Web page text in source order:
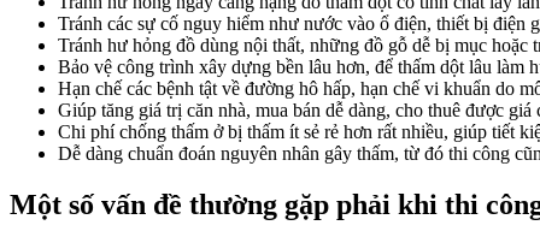
Tránh các sự cố nguy hiểm như nước vào ổ điện, thiết bị điện
Tránh hư hỏng đồ dùng nội thất, những đồ gỗ dễ bị mục hoặc
Bảo vệ công trình xây dựng bền lâu hơn, để thấm dột lâu làm
Hạn chế các bệnh tật về đường hô hấp, hạn chế vi khuẩn do
Giúp tăng giá trị căn nhà, mua bán dễ dàng, cho thuê được giá
Chi phí chống thấm ở bị thấm ít sẻ rẻ hơn rất nhiều, giúp tiết
Dễ dàng chuẩn đoán nguyên nhân gây thấm, từ đó thi công
Một số vấn đề thường gặp phải khi thi